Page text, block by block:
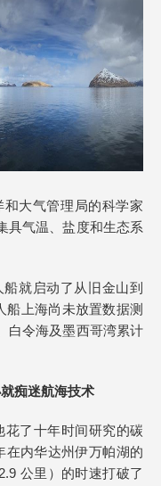
和大气管理局的科学家
具气温、盐度和生态系
就启动了从旧金山到
船上海尚未放置数据测
白令海及墨西哥湾累计
痴迷航海技术
花了十年时间研究的碳
在内华达州伊万帕湖的
公里）的时速打破了